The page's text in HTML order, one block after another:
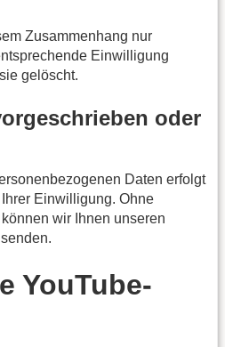
Zusammenhang nur
Einwilligung
gelöscht.
oder
Daten erfolgt
Einwilligung. Ohne
wir Ihnen unseren
YouTube-